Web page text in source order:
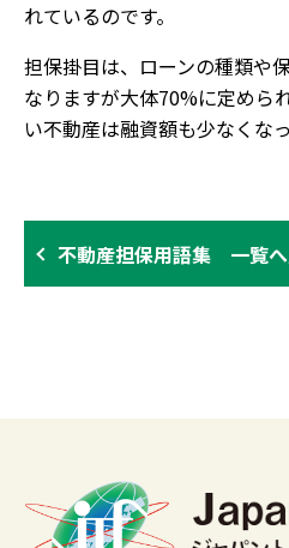
れているのです。
担保掛目は、ローンの種類や
なりますが大体70%に定めら
い不動産は融資額も少なくな
不動産担保用語集 一覧